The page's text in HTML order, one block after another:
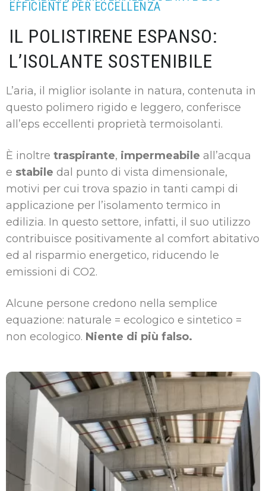
EFFICIENTE PER ECCELLENZA
IL POLISTIRENE ESPANSO:
L’ISOLANTE SOSTENIBILE
L’aria, il miglior isolante in natura, contenuta in
questo polimero rigido e leggero, conferisce
all’eps eccellenti proprietà termoisolanti.
È inoltre traspirante, impermeabile all’acqua
e stabile dal punto di vista dimensionale,
motivi per cui trova spazio in tanti campi di
applicazione per l’isolamento termico in
edilizia. In questo settore, infatti, il suo utilizzo
contribuisce positivamente al comfort abitativo
ed al risparmio energetico, riducendo le
emissioni di CO2.
Alcune persone credono nella semplice
equazione: naturale = ecologico e sintetico =
non ecologico. Niente di più falso.